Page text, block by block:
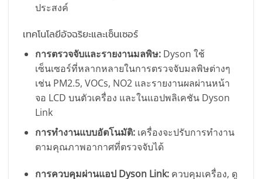
ประสงค์
เทคโนโลยีอัจฉริยะและเซ็นเซอร์
การตรวจจับและรายงานมลพิษ:Dyson ใช้
เซ็นเซอร์ที่หลากหลายในการตรวจจับมลพิษต่างๆ
เช่น PM2.5, VOCs, NO2 และรายงานผลผ่านหน้า
จอ LCD บนตัวเครื่อง และในแอปพลิเคชัน Dyson
Link
การทำงานแบบอัตโนมัติ:เครื่องจะปรับการทำงาน
ตามคุณภาพอากาศที่ตรวจจับได้
การควบคุมผ่านแอป Dyson Link:ควบคุมเครื่อง, ดู